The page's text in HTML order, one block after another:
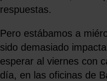
respuestas.
Pero estábamos a
sido demasiado
esperar al viernes con
día, en las oficinas de